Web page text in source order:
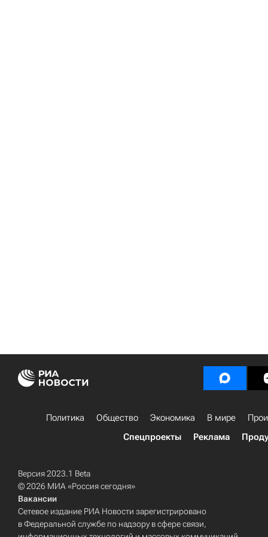
Политика Общество Экономика В мире
Спецпроекты
Реклама
Версия 2023.1 Beta
© 2026 МИА «Россия сегодня»
Вакансии
Сетевое издание РИА Новости зарегистрировано
в Федеральной службе по надзору в сфере связи,